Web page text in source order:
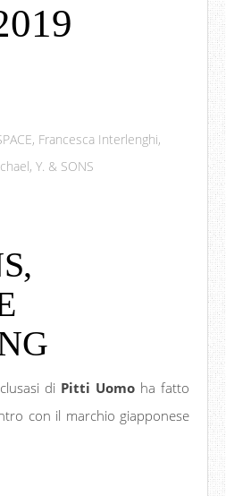
, Francesca Interlenghi,
, Y. & SONS
di Pitti Uomo ha fatto
con il marchio giapponese